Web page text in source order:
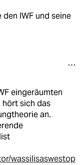
IWF und seine
eingeräumten
hört sich das
an.
wassilisaswestop